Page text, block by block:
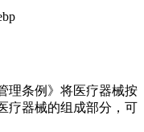
理条例》将医疗器械按
疗器械的组成部分，可